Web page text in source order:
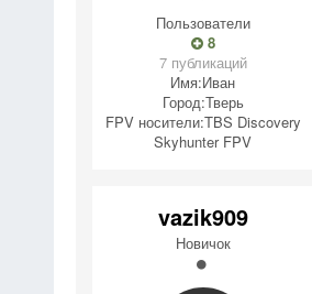
Пользователи
8
7 публикаций
Имя:Иван
Город:Тверь
FPV носители:TBS Discovery
Skyhunter FPV
vazik909
Новичок